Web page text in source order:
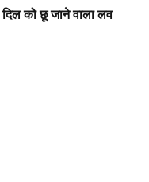
को छू जाने वाला लव